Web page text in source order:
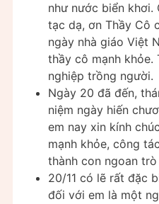
như nước biển khơi.
tạc dạ, ơn Thầy Cô
ngày nhà giáo Việt
thầy cô mạnh khỏe.
nghiệp trồng người.
Ngày 20 đã đến,
niệm ngày hiến
em nay xin kính
mạnh khỏe, công
thành con ngoan
20/11 có lẽ rất đặc
đối với em là một